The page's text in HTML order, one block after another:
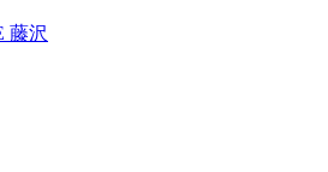
藤沢